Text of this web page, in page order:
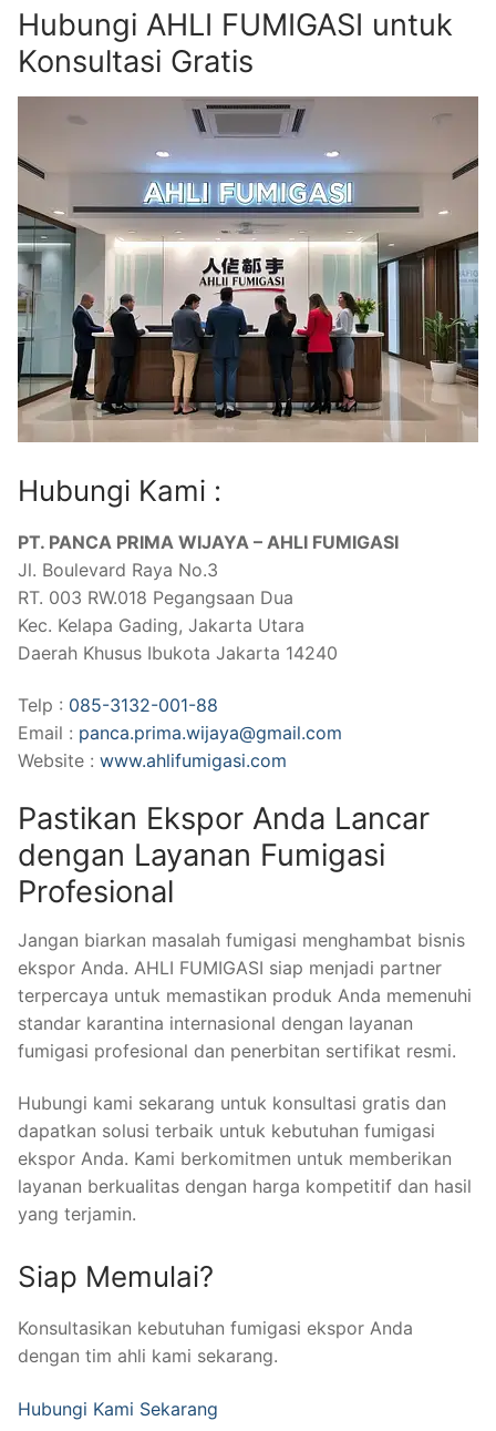
Hubungi AHLI FUMIGASI untuk
Konsultasi Gratis
Hubungi Kami :
PT. PANCA PRIMA WIJAYA – AHLI FUMIGASI
Jl. Boulevard Raya No.3
RT. 003 RW.018 Pegangsaan Dua
Kec. Kelapa Gading, Jakarta Utara
Daerah Khusus Ibukota Jakarta 14240
Telp : 085-3132-001-88
Email : panca.prima.wijaya@gmail.com
Website : www.ahlifumigasi.com
Pastikan Ekspor Anda Lancar
dengan Layanan Fumigasi
Profesional
Jangan biarkan masalah fumigasi menghambat bisnis
ekspor Anda. AHLI FUMIGASI siap menjadi partner
terpercaya untuk memastikan produk Anda memenuhi
standar karantina internasional dengan layanan
fumigasi profesional dan penerbitan sertifikat resmi.
Hubungi kami sekarang untuk konsultasi gratis dan
dapatkan solusi terbaik untuk kebutuhan fumigasi
ekspor Anda. Kami berkomitmen untuk memberikan
layanan berkualitas dengan harga kompetitif dan hasil
yang terjamin.
Siap Memulai?
Konsultasikan kebutuhan fumigasi ekspor Anda
dengan tim ahli kami sekarang.
Hubungi Kami Sekarang